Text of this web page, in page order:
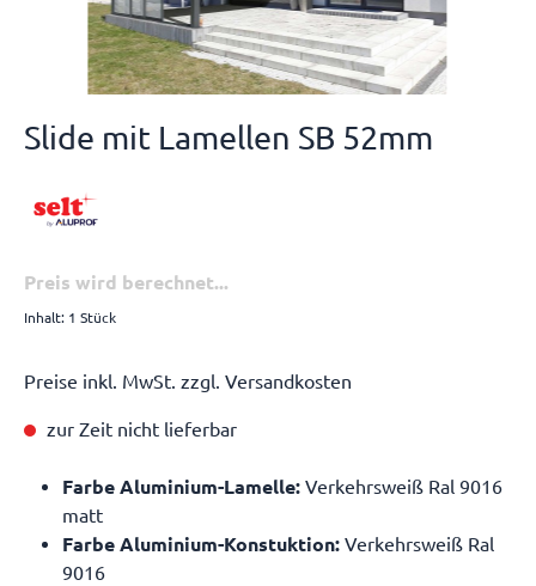
Slide mit Lamellen SB 52mm
Preis wird berechnet...
Inhalt: 1 Stück
Preise inkl. MwSt. zzgl. Versandkosten
zur Zeit nicht lieferbar
Farbe Aluminium-Lamelle: Verkehrsweiß Ral 9016
matt
Farbe Aluminium-Konstuktion: Verkehrsweiß Ral
9016